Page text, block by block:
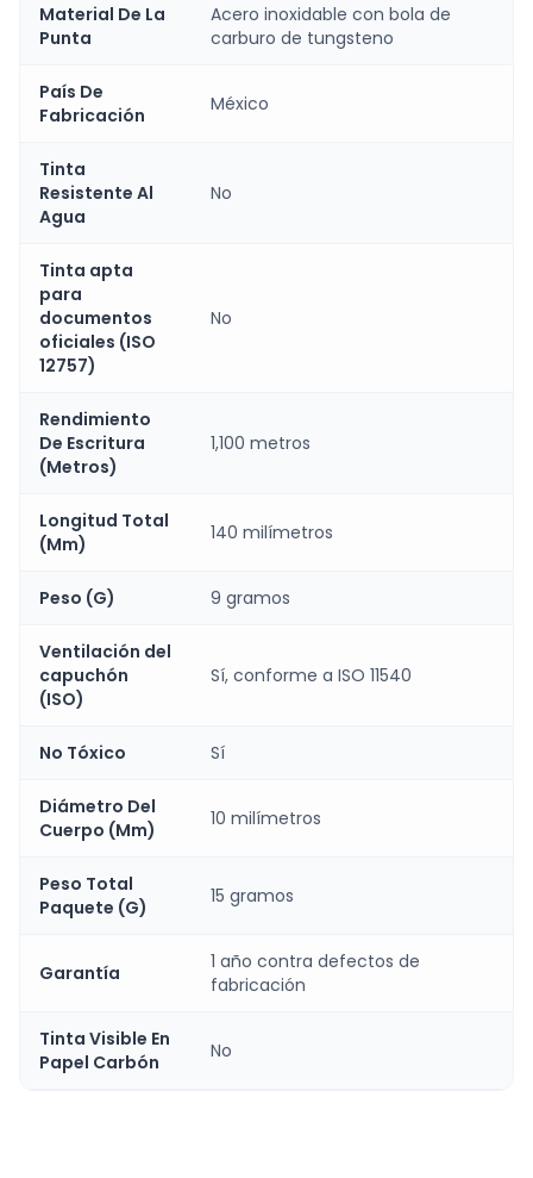
Material De La
Punta
Acero inoxidable con bola de
carburo de tungsteno
País De
Fabricación
México
Tinta
Resistente Al
Agua
No
Tinta apta
para
documentos
oficiales (ISO
12757)
No
Rendimiento
De Escritura
(Metros)
1,100 metros
Longitud Total
(Mm)
140 milímetros
Peso (G) 9 gramos
Ventilación del
capuchón
(ISO)
Sí, conforme a ISO 11540
No Tóxico Sí
Diámetro Del
Cuerpo (Mm)
10 milímetros
Peso Total
Paquete (G)
15 gramos
Garantía
1 año contra defectos de
fabricación
Tinta Visible En
Papel Carbón
No